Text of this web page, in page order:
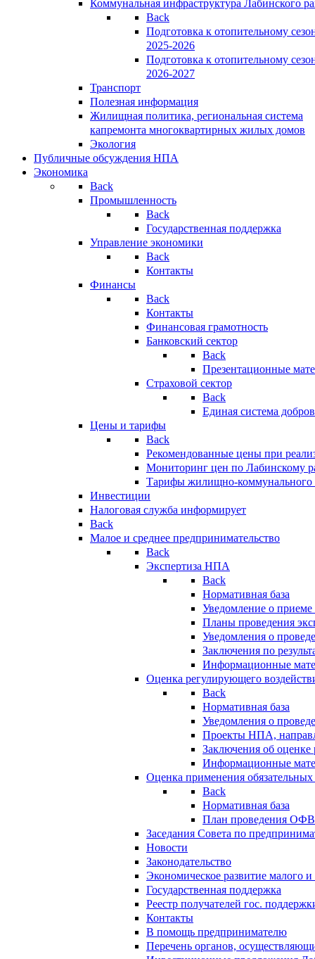
Коммунальная инфраструктура Лабинского
Back
Подготовка к отопительному
2025-2026
Подготовка к отопительному
2026-2027
Транспорт
Полезная информация
Жилищная политика, региональная система
капремонта многоквартирных жилых домов
Экология
Публичные обсуждения НПА
Экономика
Back
Промышленность
Back
Государственная поддержка
Управление экономики
Back
Контакты
Финансы
Back
Контакты
Финансовая грамотность
Банковский сектор
Back
Презентационные
Страховой сектор
Back
Единая система
Цены и тарифы
Back
Рекомендованные цены при
Мониторинг цен по Лабинскому
Тарифы жилищно-коммунального
Инвестиции
Налоговая служба информирует
Back
Малое и среднее предпринимательство
Back
Экспертиза НПА
Back
Нормативная база
Уведомление о
Планы проведения
Уведомления о
Заключения по
Информационные
Оценка регулирующего
Back
Нормативная база
Уведомления о
Проекты НПА,
Заключения об
Информационные
Оценка применения
Back
Нормативная база
План проведения
Заседания Совета по
Новости
Законодательство
Экономическое развитие малого и
Государственная поддержка
Реестр получателей гос.
Контакты
В помощь предпринимателю
Перечень органов,